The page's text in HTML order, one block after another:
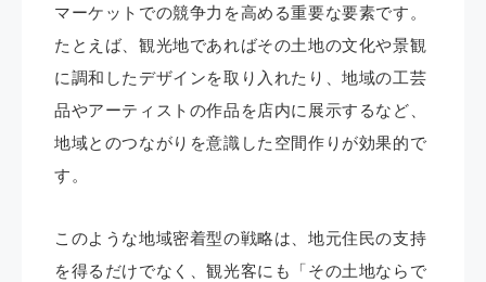
マーケットでの競争力を高める重要な要素です。
たとえば、観光地であればその土地の文化や景観
に調和したデザインを取り入れたり、地域の工芸
品やアーティストの作品を店内に展示するなど、
地域とのつながりを意識した空間作りが効果的で
す。
このような地域密着型の戦略は、地元住民の支持
を得るだけでなく、観光客にも「その土地ならで